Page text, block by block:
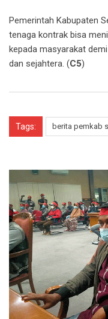
Pemerintah Kabupaten
tenaga kontrak bisa
kepada masyarakat
dan sejahtera. (C5)
Tags: berita pemkab